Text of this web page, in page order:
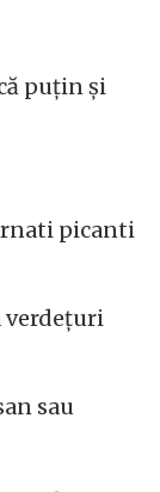
puțin și
picanti
verdețuri
sau